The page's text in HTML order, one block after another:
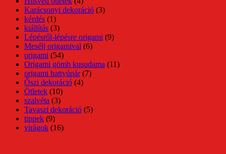
Karácsonyi dekoráció (3)
kérdés (1)
kiállítás (3)
Lépésről-lépésre origami (9)
Mesélj origamival (6)
origami (54)
Origami gömb kusudama (11)
origami hattyúpár(7)
Őszi dekoráció (4)
Ötletek (10)
szalvéta (3)
Tavaszi dekoráció (5)
tippek (9)
virágok (16)